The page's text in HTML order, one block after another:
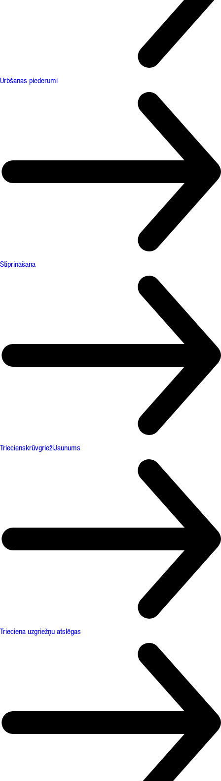
Urbšanas piederumi
Stiprināšana
TriecienskrūvgriežiJaunums
Trieciena uzgriežņu atslēgas